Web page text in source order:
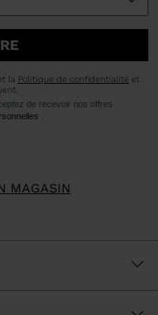
MAGASIN
la Politique de confidentialité et
de recevoir nos offres
.